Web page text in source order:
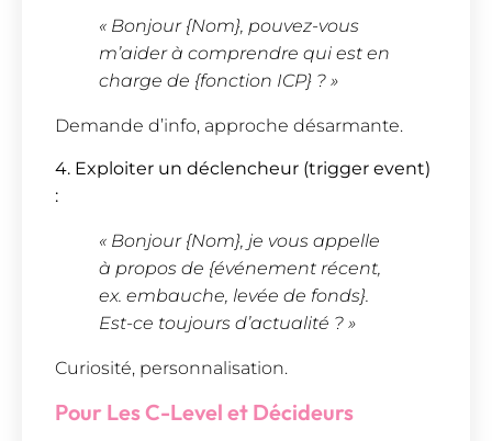
« Bonjour {Nom}, pouvez-vous
m’aider à comprendre qui est en
charge de {fonction ICP} ? »
Demande d’info, approche désarmante.
4. Exploiter un déclencheur (trigger event)
:
« Bonjour {Nom}, je vous appelle
à propos de {événement récent,
ex. embauche, levée de fonds}.
Est-ce toujours d’actualité ? »
Curiosité, personnalisation.
Pour Les C-Level et Décideurs